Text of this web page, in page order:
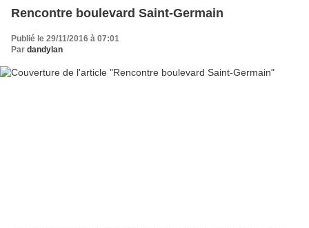
Rencontre boulevard Saint-Germain
Publié le 29/11/2016 à 07:01
Par dandylan